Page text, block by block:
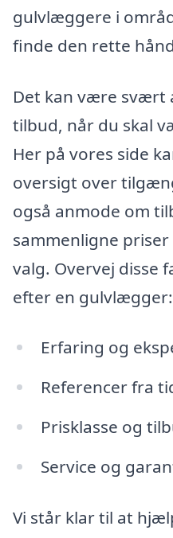
gulvlæggere i
finde den rette
Det kan være svært
tilbud, når du skal
Her på vores side
oversigt over
også anmode om
sammenligne
valg. Overvej disse
efter en gulvlægger:
Erfaring og
Referencer fra
Prisklasse og
Service og
Vi står klar til at